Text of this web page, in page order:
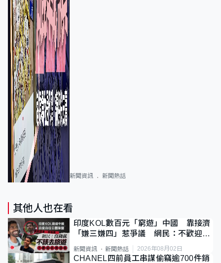
新聞資訊 新聞熱話
其他人也在看
印度KOL數百元「窮遊」中國 靠接濟
「嫌三嫌四」惹爭議 網民：不歡迎劣
質旅客
新聞資訊 新聞熱話 2026年08月02日
CHANEL四前員工串謀偷竊逾700件銷